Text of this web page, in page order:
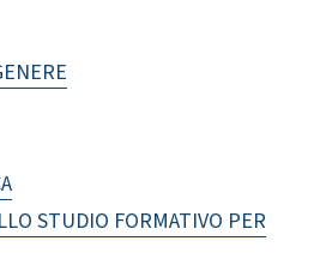
STUDIO FORMATIVO PER